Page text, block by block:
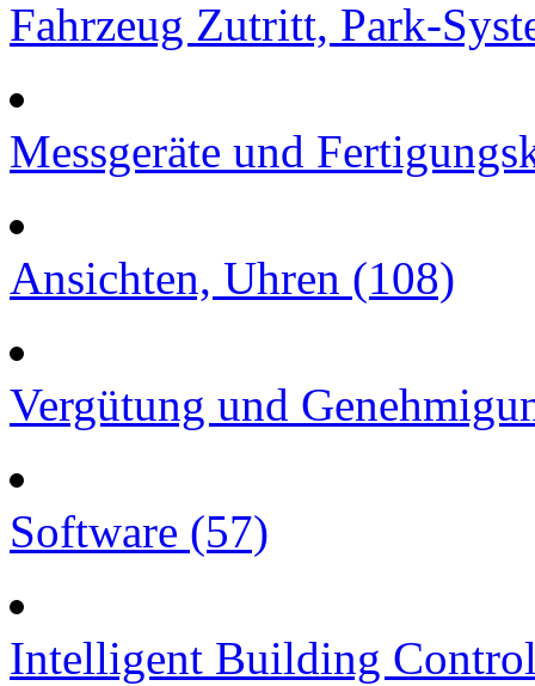
Fahrzeug Zutritt, Park-
Messgeräte und
Ansichten, Uhren (108)
Vergütung und
Software (57)
Intelligent Building